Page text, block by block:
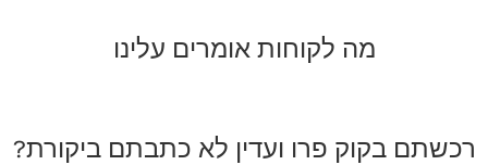
מה לקוחות אומרים עלינו
רכשתם בקוק פרו ועדין לא כתבתם ביקורת?